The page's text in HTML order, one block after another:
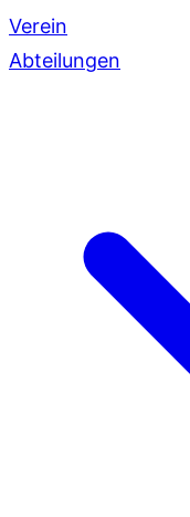
Verein
Abteilungen